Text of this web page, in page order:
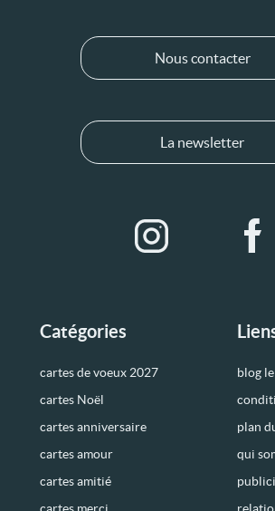
Catégories
cartes de voeux 2027
cartes Noël
cartes anniversaire
cartes amour
cartes amitié
blog
plan
qui
Nous contacter
La newsletter